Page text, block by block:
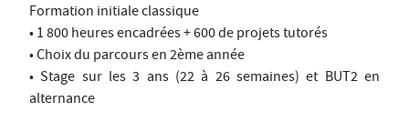
Formation initiale classique
• 1 800 heures encadrées + 600 de projets tutorés
• Choix du parcours en 2ème année
• Stage sur les 3 ans (22 à 26 semaines) et BUT2 en
alternance